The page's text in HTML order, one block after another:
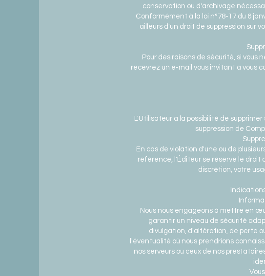
conservation ou d'archivage
Conformément à la loi n°78-17 du 6
ailleurs d'un droit de suppression sur
Pour des raisons de sécurité, si vous
recevrez un e-mail vous invitant à vous
L'Utilisateur a la possibilité de
suppression de
En cas de violation d'une ou de
référence, l'Éditeur se réserve le
discrétion, votre
Nous nous engageons à mettre en
garantir un niveau de sécurité
divulgation, d'altération, de perte
l'éventualité où nous prendrions
nos serveurs ou ceux de nos